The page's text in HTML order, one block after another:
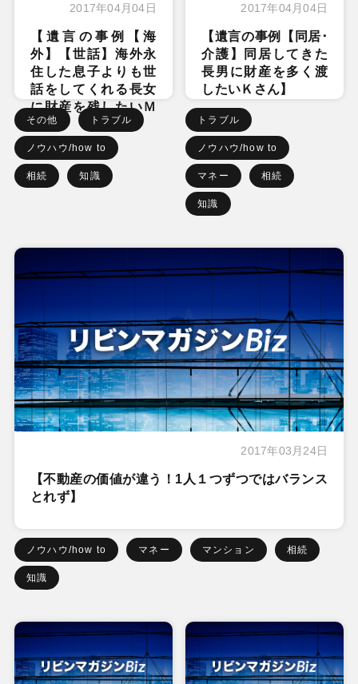
2017年04月04日
【遺言の事例【海
外】【世話】海外永
住した息子よりも世
話をしてくれる長女
に財産を残したいＭ
さん】
その他 トラブル
ノウハウ/how to
相続 知識
2017年04月04日
【遺言の事例【同居･
介護】同居してきた
長男に財産を多く渡
したいＫさん】
トラブル
ノウハウ/how to
マネー 相続
知識
2017年03月24日
【不動産の価値が違う！1人１つずつではバランス
とれず】
ノウハウ/how to マネー マンション 相続
知識